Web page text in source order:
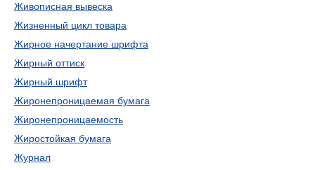
Живописная вывеска
Жизненный цикл товара
Жирное начертание шрифта
Жирный оттиск
Жирный шрифт
Жиронепроницаемая бумага
Жиронепроницаемость
Жиростойкая бумага
Журнал